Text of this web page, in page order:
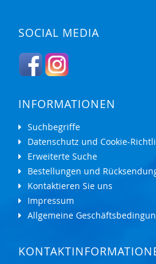
SOCIAL MEDIA
INFORMATIONEN
Suchbegriffe
Datenschutz und Cookie-
Erweiterte Suche
Bestellungen und
Kontaktieren Sie uns
Impressum
Allgemeine